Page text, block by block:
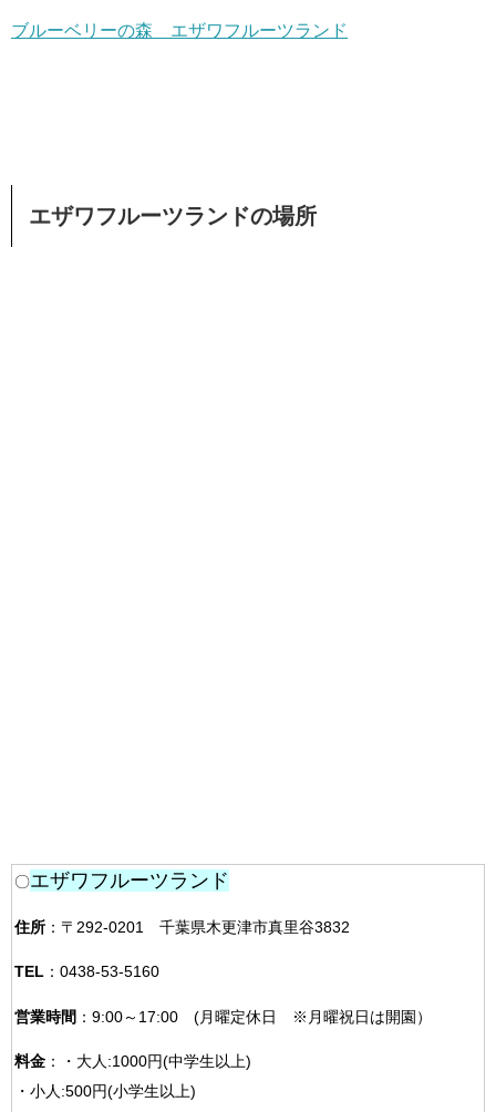
ブルーベリーの森 エザワフルーツランド
エザワフルーツランドの場所
〇エザワフルーツランド
住所 ：〒292-0201 千葉県木更津市真里谷3832
TEL ：0438-53-5160
営業時間 ：9:00～17:00 (月曜定休日 ※月曜祝日は開園）
料金 ：・大人:1000円(中学生以上)
・小人:500円(小学生以上)